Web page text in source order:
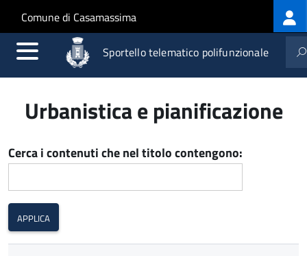
Salta al contenuto principale
Skip to site navigation
Comune di Casamassima
Sportello telematico polifunzionale
Urbanistica e pianificazione
Cerca i contenuti che nel titolo contengono: